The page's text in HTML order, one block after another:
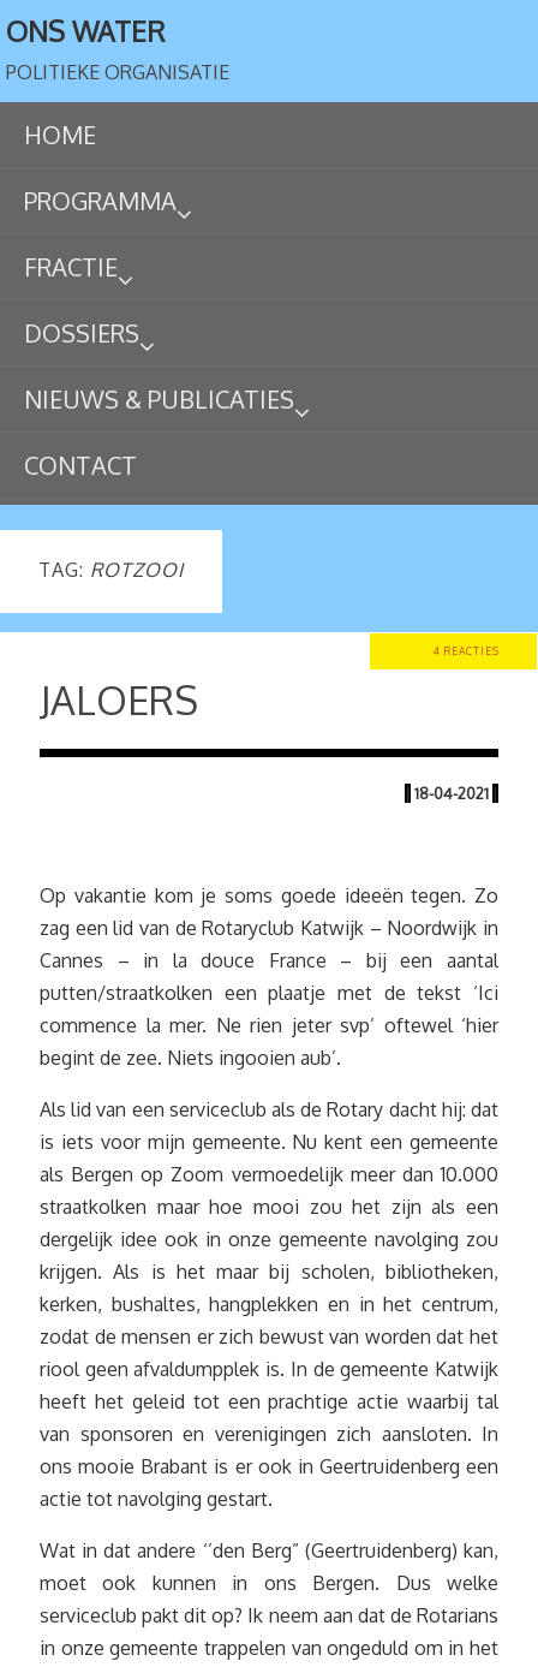
ONS WATER
POLITIEKE ORGANISATIE
HOME
PROGRAMMA
FRACTIE
DOSSIERS
NIEUWS & PUBLICATIES
CONTACT
TAG: ROTZOOI
4 REACTIES
JALOERS
| 18-04-2021 |
Op vakantie kom je soms goede ideeën tegen. Zo
zag een lid van de Rotaryclub Katwijk – Noordwijk in
Cannes – in la douce France – bij een aantal
putten/straatkolken een plaatje met de tekst ‘Ici
commence la mer. Ne rien jeter svp’ oftewel ‘hier
begint de zee. Niets ingooien aub’.
Als lid van een serviceclub als de Rotary dacht hij: dat
is iets voor mijn gemeente. Nu kent een gemeente
als Bergen op Zoom vermoedelijk meer dan 10.000
straatkolken maar hoe mooi zou het zijn als een
dergelijk idee ook in onze gemeente navolging zou
krijgen. Als is het maar bij scholen, bibliotheken,
kerken, bushaltes, hangplekken en in het centrum,
zodat de mensen er zich bewust van worden dat het
riool geen afvaldumpplek is. In de gemeente Katwijk
heeft het geleid tot een prachtige actie waarbij tal
van sponsoren en verenigingen zich aansloten. In
ons mooie Brabant is er ook in Geertruidenberg een
actie tot navolging gestart.
Wat in dat andere ‘’den Berg” (Geertruidenberg) kan,
moet ook kunnen in ons Bergen. Dus welke
serviceclub pakt dit op? Ik neem aan dat de Rotarians
in onze gemeente trappelen van ongeduld om in het